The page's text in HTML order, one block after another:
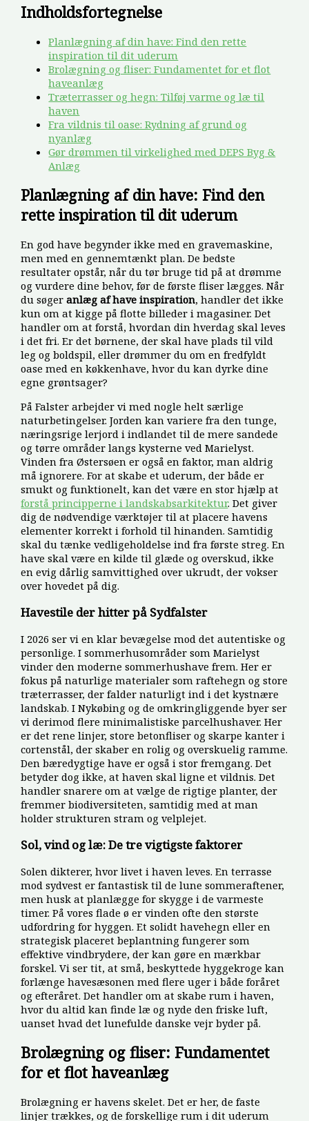
Indholdsfortegnelse
Planlægning af din have: Find den rette
inspiration til dit uderum
Brolægning og fliser: Fundamentet for et flot
haveanlæg
Træterrasser og hegn: Tilføj varme og læ til
haven
Fra vildnis til oase: Rydning af grund og
nyanlæg
Gør drømmen til virkelighed med DEPS Byg &
Anlæg
Planlægning af din have: Find den
rette inspiration til dit uderum
En god have begynder ikke med en gravemaskine,
men med en gennemtænkt plan. De bedste
resultater opstår, når du tør bruge tid på at drømme
og vurdere dine behov, før de første fliser lægges. Når
du søgeranlæg af have inspiration, handler det ikke
kun om at kigge på flotte billeder i magasiner. Det
handler om at forstå, hvordan din hverdag skal leves
i det fri. Er det børnene, der skal have plads til vild
leg og boldspil, eller drømmer du om en fredfyldt
oase med en køkkenhave, hvor du kan dyrke dine
egne grøntsager?
På Falster arbejder vi med nogle helt særlige
naturbetingelser. Jorden kan variere fra den tunge,
næringsrige lerjord i indlandet til de mere sandede
og tørre områder langs kysterne ved Marielyst.
Vinden fra Østersøen er også en faktor, man aldrig
må ignorere. For at skabe et uderum, der både er
smukt og funktionelt, kan det være en stor hjælp at
forstå principperne i landskabsarkitektur. Det giver
dig de nødvendige værktøjer til at placere havens
elementer korrekt i forhold til hinanden. Samtidig
skal du tænke vedligeholdelse ind fra første streg. En
have skal være en kilde til glæde og overskud, ikke
en evig dårlig samvittighed over ukrudt, der vokser
over hovedet på dig.
Havestile der hitter på Sydfalster
I 2026 ser vi en klar bevægelse mod det autentiske og
personlige. I sommerhusområder som Marielyst
vinder den moderne sommerhushave frem. Her er
fokus på naturlige materialer som raftehegn og store
træterrasser, der falder naturligt ind i det kystnære
landskab. I Nykøbing og de omkringliggende byer ser
vi derimod flere minimalistiske parcelhushaver. Her
er det rene linjer, store betonfliser og skarpe kanter i
cortenstål, der skaber en rolig og overskuelig ramme.
Den bæredygtige have er også i stor fremgang. Det
betyder dog ikke, at haven skal ligne et vildnis. Det
handler snarere om at vælge de rigtige planter, der
fremmer biodiversiteten, samtidig med at man
holder strukturen stram og velplejet.
Sol, vind og læ: De tre vigtigste faktorer
Solen dikterer, hvor livet i haven leves. En terrasse
mod sydvest er fantastisk til de lune sommeraftener,
men husk at planlægge for skygge i de varmeste
timer. På vores flade ø er vinden ofte den største
udfordring for hyggen. Et solidt havehegn eller en
strategisk placeret beplantning fungerer som
effektive vindbrydere, der kan gøre en mærkbar
forskel. Vi ser tit, at små, beskyttede hyggekroge kan
forlænge havesæsonen med flere uger i både foråret
og efteråret. Det handler om at skabe rum i haven,
hvor du altid kan finde læ og nyde den friske luft,
uanset hvad det lunefulde danske vejr byder på.
Brolægning og fliser: Fundamentet
for et flot haveanlæg
Brolægning er havens skelet. Det er her, de faste
linjer trækkes, og de forskellige rum i dit uderum